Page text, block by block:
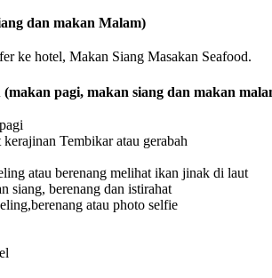
dan makan Malam)
ke hotel, Makan Siang Masakan Seafood.
pagi, makan siang dan makan
Tembikar atau gerabah
atau berenang melihat ikan jinak di laut
siang, berenang dan istirahat
atau photo selfie